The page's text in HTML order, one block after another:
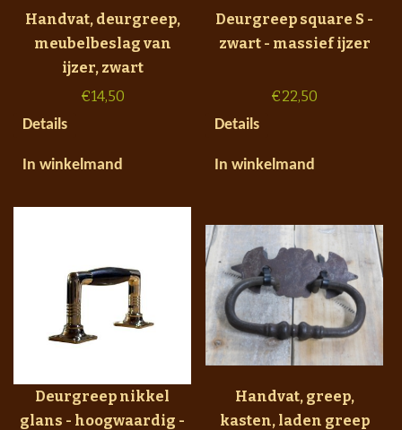
Handvat, deurgreep,
meubelbeslag van
ijzer, zwart
€14,50
Details
In winkelmand
Deurgreep square S -
zwart - massief ijzer
€22,50
Details
In winkelmand
Deurgreep nikkel
glans - hoogwaardig -
Handvat, greep,
kasten, laden greep